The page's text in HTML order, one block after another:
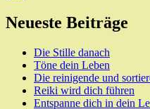
Neueste Beiträge
Die Stille danach
Töne dein Leben
Die reinigende und
Reiki wird dich führen
Entspanne dich in dein